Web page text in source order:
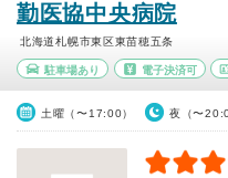
勤医協中央病院
北海道札幌市東区東苗穂五条
駐車場あり 電子決済可
土曜（〜17:00） 夜（〜